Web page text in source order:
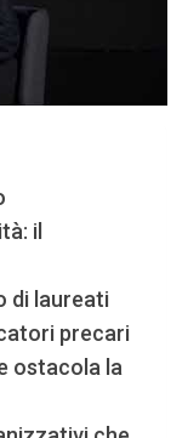
il
di laureati
precari
ostacola la